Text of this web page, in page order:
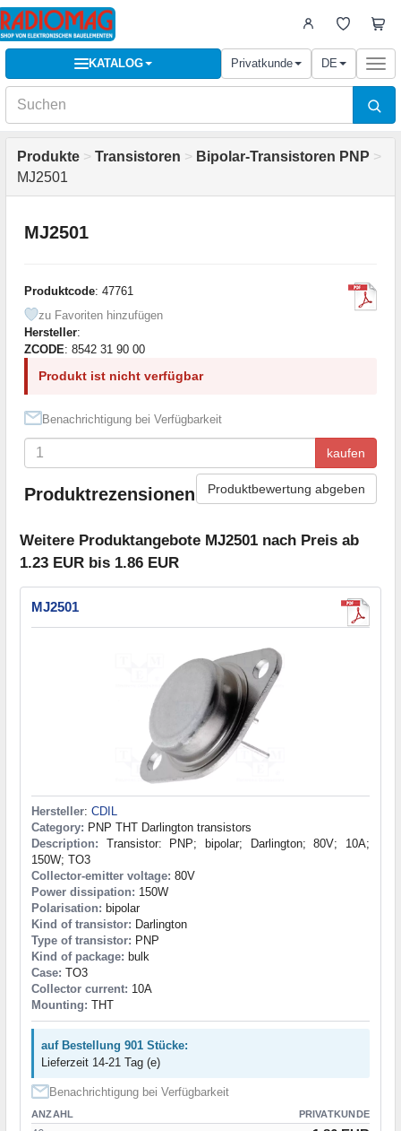
KATALOG Privatkunde DE
Produkte > Transistoren > Bipolar-Transistoren PNP >
MJ2501
MJ2501
Produktcode: 47761
zu Favoriten hinzufügen
Hersteller:
ZCODE: 8542 31 90 00
Produkt ist nicht verfügbar
Benachrichtigung bei Verfügbarkeit
kaufen
Produktrezensionen Produktbewertung abgeben
Weitere Produktangebote MJ2501 nach Preis ab
1.23 EUR bis 1.86 EUR
MJ2501
Hersteller: CDIL
Category: PNP THT Darlington transistors
Description: Transistor: PNP; bipolar; Darlington; 80V; 10A;
150W; TO3
Collector-emitter voltage: 80V
Power dissipation: 150W
Polarisation: bipolar
Kind of transistor: Darlington
Type of transistor: PNP
Kind of package: bulk
Case: TO3
Collector current: 10A
Mounting: THT
auf Bestellung 901 Stücke:
Lieferzeit 14-21 Tag (e)
Benachrichtigung bei Verfügbarkeit
ANZAHL PRIVATKUNDE